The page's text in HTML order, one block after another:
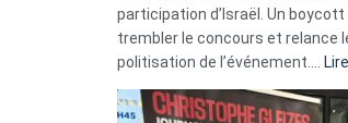
participation d’Israël. Un
trembler le concours et relance
politisation de l’événement.…